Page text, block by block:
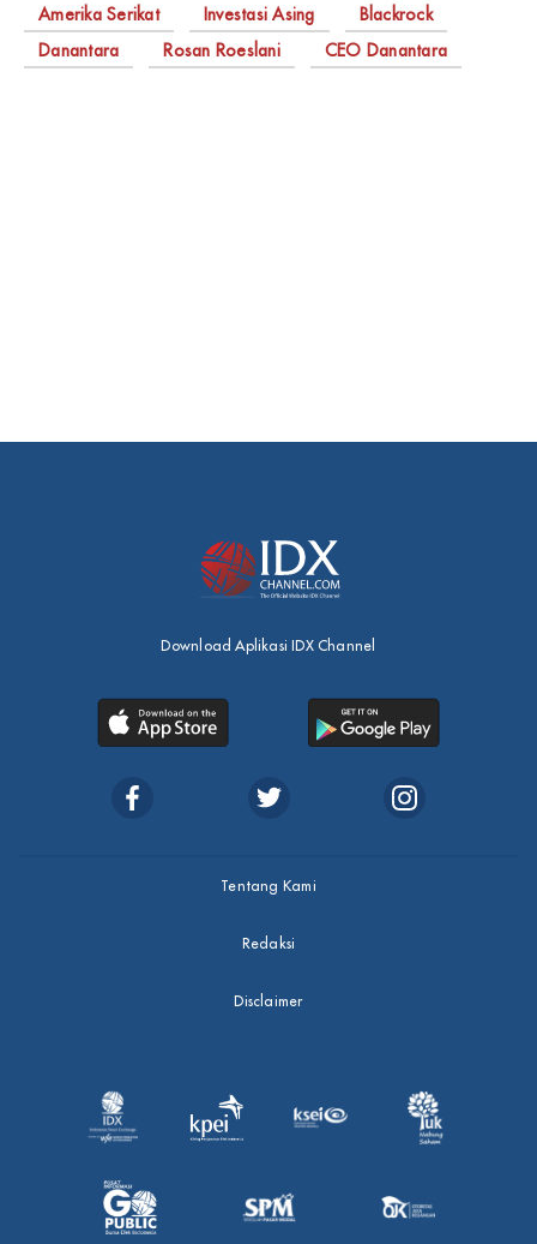
Amerika Serikat Investasi Asing
Blackrock
Danantara
Rosan Roeslani CEO Danantara
Download Aplikasi IDX Channel
Tentang Kami
Redaksi
Disclaimer